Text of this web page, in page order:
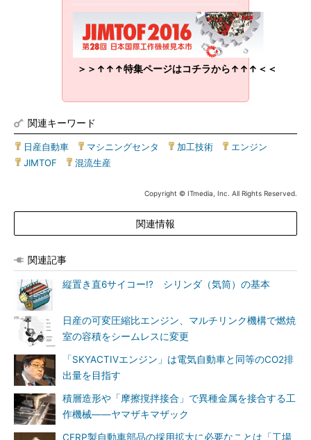
＞＞↑↑↑特集ページはコチラから↑↑↑＜＜
関連キーワード
日産自動車 マシニングセンタ 加工技術 エンジン
JIMTOF
混流生産
Copyright © ITmedia, Inc. All Rights Reserved.
関連情報
関連記事
縦置き直6サイコー!? シリンダ（気筒）の基本
日産の可変圧縮比エンジン、マルチリンク機構で燃焼
室の容積をシームレスに変更
「SKYACTIVエンジン」は電気自動車と同等のCO2排
出量を目指す
積層造形や「摩擦撹拌接合」で異種金属を接合する工
作機械――ヤマザキマザック
CFRP製自動車部品の採用拡大に必要なことは「工場